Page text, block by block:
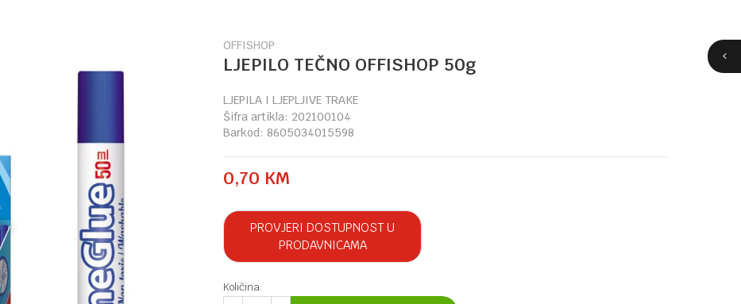
OFFISHOP
LJEPILO TEČNO OFFISHOP 50g
LJEPILA I LJEPLJIVE TRAKE
Šifra artikla: 202100104
Barkod: 8605034015598
0,70 KM
PROVJERI DOSTUPNOST U
PRODAVNICAMA
Količina: